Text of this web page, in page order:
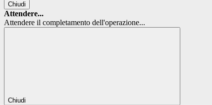
Chiudi
Attendere...
Attendere il completamento dell'operazione...
Chiudi